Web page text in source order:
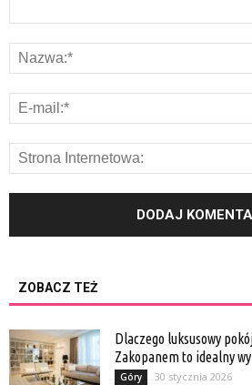
ZOBACZ TEŻ
Dlaczego luksusowy
Zakopanem to idealny
Góry 30 stycznia 2026